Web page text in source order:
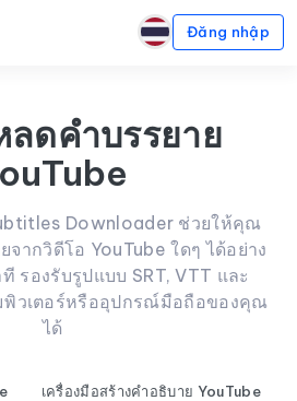
Đăng nhập
ดคำบรรยาย
Downloader ช่วยให้คุณ
ากวิดีโอ YouTube ใดๆ ได้อย่าง
รองรับรูปแบบ SRT, VTT และ
วเตอร์หรืออุปกรณ์มือถือของคุณ
ได้
เครื่องมือสร้างคำอธิบาย YouTube